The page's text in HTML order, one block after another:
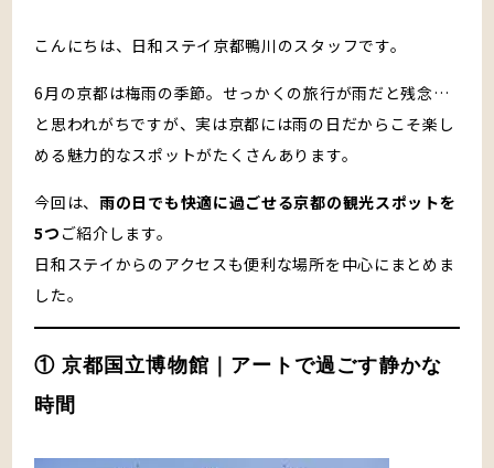
予約する
こんにちは、日和ステイ京都鴨川のスタッフです。
6月の京都は梅雨の季節。せっかくの旅行が雨だと残念…
と思われがちですが、実は京都には雨の日だからこそ楽し
める魅力的なスポットがたくさんあります。
今回は、雨の日でも快適に過ごせる京都の観光スポットを
5つ ご紹介します。
日和ステイからのアクセスも便利な場所を中心にまとめま
した。
① 京都国立博物館｜アートで過ごす静かな
時間